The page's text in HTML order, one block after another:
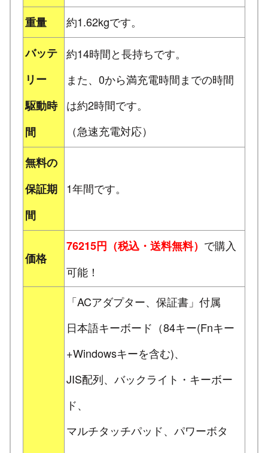
重量
約1.62kgです。
バッテ
リー
駆動時
間
約14時間と長持ちです。
また、0から満充電時間までの時間
は約2時間です。
（急速充電対応）
無料の
保証期
間
1年間です。
価格
76215円（税込・送料無料） で購入
可能！
「ACアダプター、保証書」付属
日本語キーボード（84キー(Fnキー
+Windowsキーを含む)、
JIS配列、バックライト・キーボー
ド、
マルチタッチパッド、パワーボタ